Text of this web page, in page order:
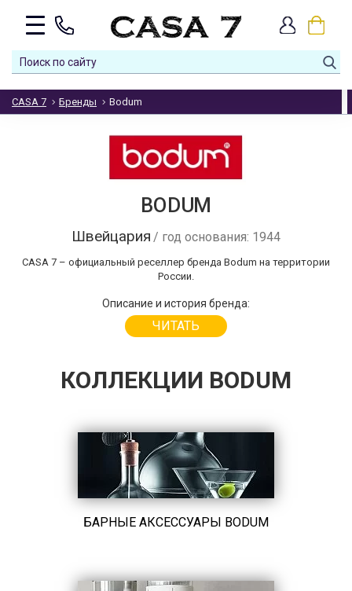
CASA 7 Бренды Bodum
BODUM
Швейцария / год основания: 1944
CASA 7 – официальный реселлер бренда Bodum на территории
России.
Описание и история бренда:
ЧИТАТЬ
КОЛЛЕКЦИИ BODUM
БАРНЫЕ АКСЕССУАРЫ BODUM